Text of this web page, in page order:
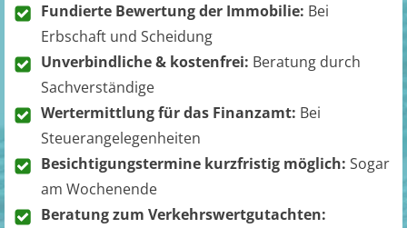
Fundierte Bewertung der Immobilie: Bei
Erbschaft und Scheidung
Unverbindliche & kostenfrei: Beratung durch
Sachverständige
Wertermittlung für das Finanzamt: Bei
Steuerangelegenheiten
Besichtigungstermine kurzfristig möglich: Sogar
am Wochenende
Beratung zum Verkehrswertgutachten: